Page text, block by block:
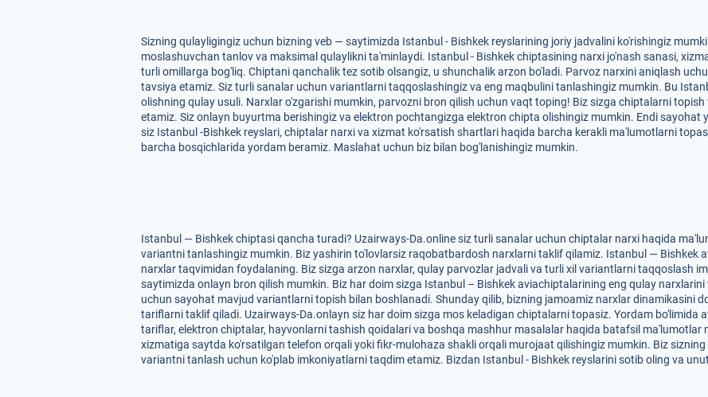
Sizning qulayligingiz uchun bizning veb — saytimizda Istanbul - Bishkek reyslarining joriy jadvalini ko'rishingiz
moslashuvchan tanlov va maksimal qulaylikni ta'minlaydi. Istanbul - Bishkek chiptasining narxi jo'nash sanasi,
turli omillarga bog'liq. Chiptani qanchalik tez sotib olsangiz, u shunchalik arzon bo'ladi. Parvoz narxini aniqlash
tavsiya etamiz. Siz turli sanalar uchun variantlarni taqqoslashingiz va eng maqbulini tanlashingiz mumkin. Bu
olishning qulay usuli. Narxlar o'zgarishi mumkin, parvozni bron qilish uchun vaqt toping! Biz sizga chiptalarni
etamiz. Siz onlayn buyurtma berishingiz va elektron pochtangizga elektron chipta olishingiz mumkin. Endi
siz Istanbul -Bishkek reyslari, chiptalar narxi va xizmat ko'rsatish shartlari haqida barcha kerakli ma'lumotlarni
barcha bosqichlarida yordam beramiz. Maslahat uchun biz bilan bog'lanishingiz mumkin.
Istanbul — Bishkek chiptasi qancha turadi? Uzairways-Da.online siz turli sanalar uchun chiptalar narxi haqida
variantni tanlashingiz mumkin. Biz yashirin to'lovlarsiz raqobatbardosh narxlarni taklif qilamiz. Istanbul — Bishkek
narxlar taqvimidan foydalaning. Biz sizga arzon narxlar, qulay parvozlar jadvali va turli xil variantlarni taqqoslash
saytimizda onlayn bron qilish mumkin. Biz har doim sizga Istanbul – Bishkek aviachiptalarining eng qulay
uchun sayohat mavjud variantlarni topish bilan boshlanadi. Shunday qilib, bizning jamoamiz narxlar dinamikasini
tariflarni taklif qiladi. Uzairways-Da.onlayn siz har doim sizga mos keladigan chiptalarni topasiz. Yordam bo'limida
tariflar, elektron chiptalar, hayvonlarni tashish qoidalari va boshqa mashhur masalalar haqida batafsil ma'lumotlar
xizmatiga saytda ko'rsatilgan telefon orqali yoki fikr-mulohaza shakli orqali murojaat qilishingiz mumkin. Biz
variantni tanlash uchun ko'plab imkoniyatlarni taqdim etamiz. Bizdan Istanbul - Bishkek reyslarini sotib oling va